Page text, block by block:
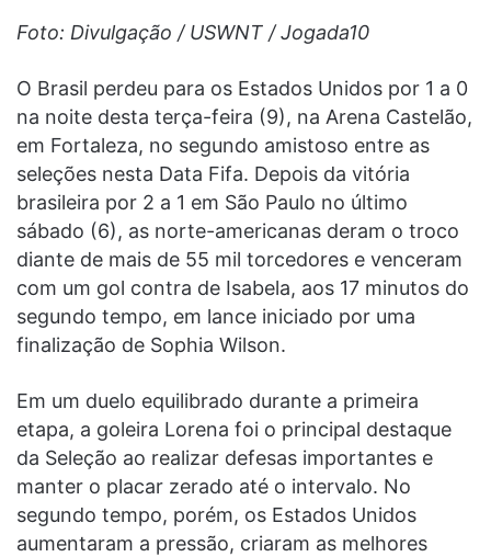
Foto: Divulgação / USWNT / Jogada10
O Brasil perdeu para os Estados Unidos por 1 a 0
na noite desta terça-feira (9), na Arena Castelão,
em Fortaleza, no segundo amistoso entre as
seleções nesta Data Fifa. Depois da vitória
brasileira por 2 a 1 em São Paulo no último
sábado (6), as norte-americanas deram o troco
diante de mais de 55 mil torcedores e venceram
com um gol contra de Isabela, aos 17 minutos do
segundo tempo, em lance iniciado por uma
finalização de Sophia Wilson.
Em um duelo equilibrado durante a primeira
etapa, a goleira Lorena foi o principal destaque
da Seleção ao realizar defesas importantes e
manter o placar zerado até o intervalo. No
segundo tempo, porém, os Estados Unidos
aumentaram a pressão, criaram as melhores